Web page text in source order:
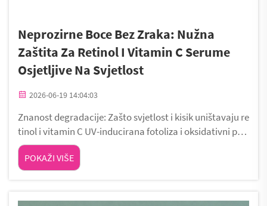
Neprozirne Boce Bez Zraka: Nužna
Zaštita Za Retinol I Vitamin C Serume
Osjetljive Na Svjetlost
2026-06-19 14:04:03
Znanost degradacije: Zašto svjetlost i kisik uništavaju re
tinol i vitamin C UV-inducirana fotoliza i oksidativni put
evi razgradnje Ultravioletno zračenje (UV) posebno UVA
i UVB provodi fotolizu u retinolu, razbijajući njegovu kon
jugat
POKAŽI VIŠE